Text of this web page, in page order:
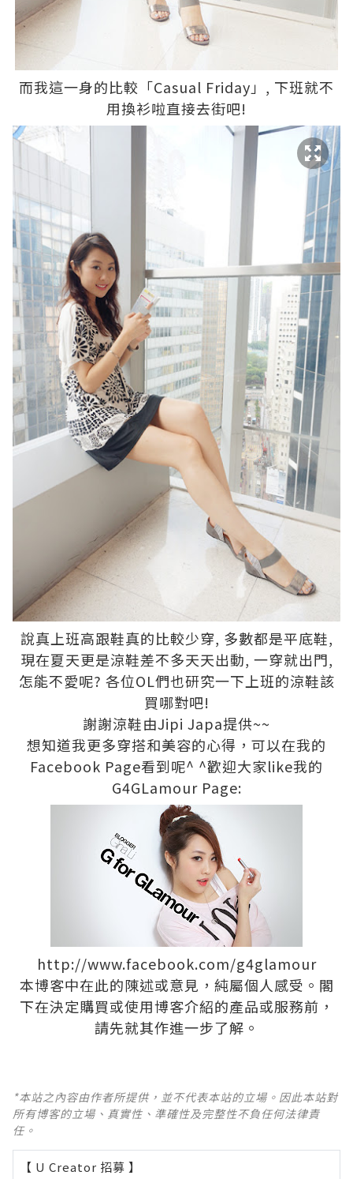
而我這一身的比較「Casual Friday」, 下班就不
用換衫啦直接去街吧!
說真上班高跟鞋真的比較少穿, 多數都是平底鞋,
現在夏天更是涼鞋差不多天天出動, 一穿就出門,
怎能不愛呢? 各位OL們也研究一下上班的涼鞋該
買哪對吧!
謝謝涼鞋由Jipi Japa提供~~
想知道我更多穿搭和美容的心得，可以在我的
Facebook Page看到呢^ ^歡迎大家like我的
G4GLamour Page:
http://www.facebook.com/g4glamour
本博客中在此的陳述或意見，純屬個人感受。閣
下在決定購買或使用博客介紹的產品或服務前，
請先就其作進一步了解。
*本站之內容由作者所提供，並不代表本站的立場。因此本站對
所有博客的立場、真實性、準確性及完整性不負任何法律責
任。
【 U Creator 招募 】